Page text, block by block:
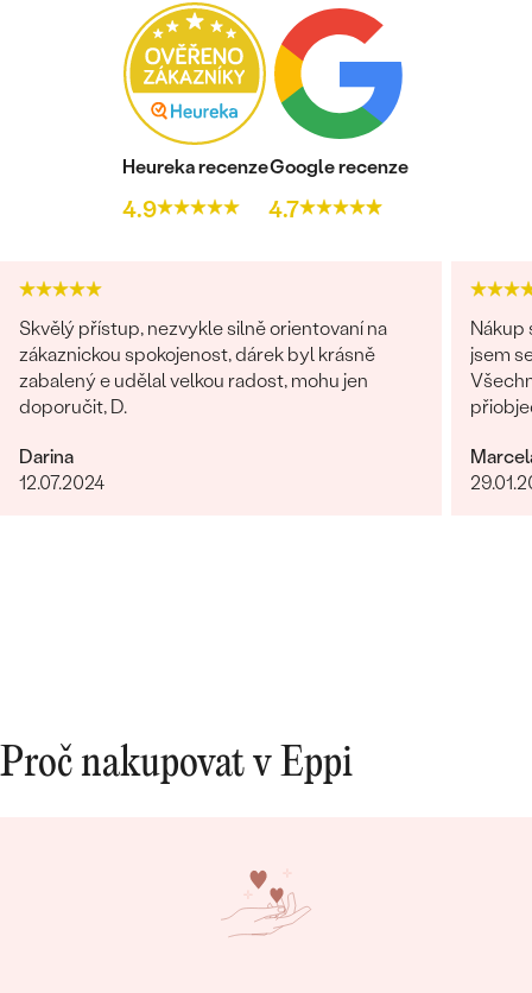
Postranní drahokamy
Lab-grown diamant
1 mm (0.005ct)
Round
BARVA
Heureka recenze
4.9
Google recenze
4.7
Skvělý přístup, nezvykle silně orientovaní na
zákaznickou spokojenost, dárek byl krásně
zabalený e udělal velkou radost, mohu jen
doporučit, D.
Darina
12.07.2024
Nákup
jsem
Proč nakupovat v Eppi